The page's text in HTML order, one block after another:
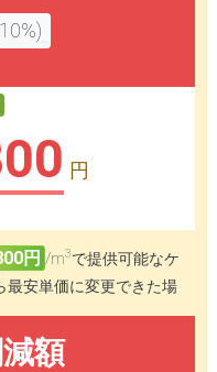
円
円 /m3で提供可能なケ
最安単価に変更できた場
額